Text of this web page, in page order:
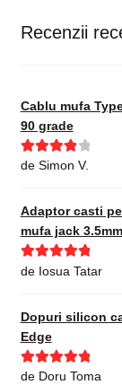
Recenzii
Cablu mufa
90 grade
Evaluat la
de Simon V.
Adaptor casti
mufa jack
Evaluat la5
de Iosua Tatar
Dopuri silicon
Edge
Evaluat la5
de Doru Toma